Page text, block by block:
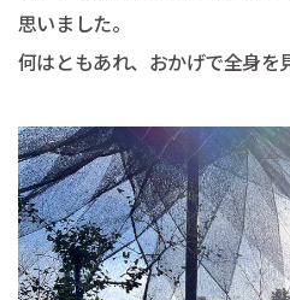
思いました。
何はともあれ、おかげで全身を